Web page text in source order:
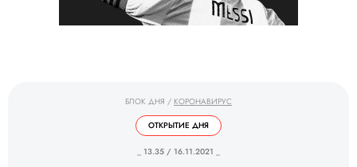
БЛОК ДНЯ / КОРОНАВИРУС
ОТКРЫТИЕ ДНЯ
_ 13.35 / 16.11.2021 _